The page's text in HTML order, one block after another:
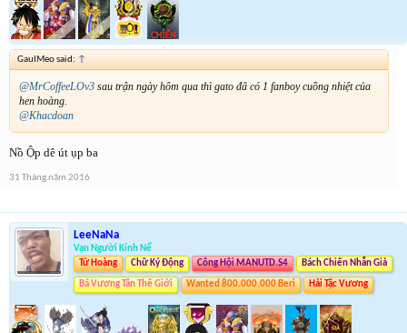
GauIMeo said: ↑
@MrCoffeeLOv3 sau trận ngày hôm qua thì gato đã có 1 fanboy cuồng nhiệt của
hen hoàng.
@Khacdoan
Nồ Ộp dê út ụp ba
31 Tháng năm 2016
LeeNaNa
Vạn Người Kính Nể
Tứ Hoàng
Chữ Ký Động Công Hội MANUTD.S4 Bách Chiến Nhẫn Giả
Bá Vương Tân Thế Giới Wanted 800.000.000 Beri Hải Tặc Vương